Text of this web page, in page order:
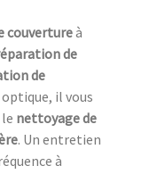
couvertureà
de
de
il vous
nettoyage de
. Un entretien
à